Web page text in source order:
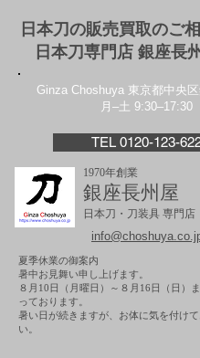
日本刀の販売買取のご
日本刀専門店 銀座⻑
Ginza Choshuya 東京都中央
月–土 9:30–17:30
TEL 0120-123-
1970年創業
銀座長州屋
日本刀・刀装具 専門店
夏季休業の御案内
暑中お見舞い申し上げます。
８月10日（月曜日）～８月16日（日）
っております。
暑い日が続きますが、お体に気を付け
い。